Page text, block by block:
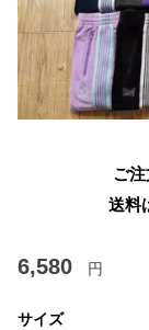
ご
送料
6,580 円
サイズ